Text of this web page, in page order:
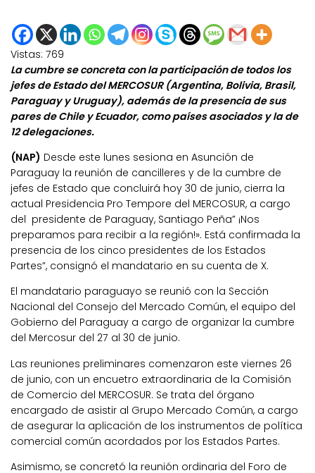
Vistas: 769
La cumbre se concreta con la participación de todos los
jefes de Estado del MERCOSUR (Argentina, Bolivia, Brasil,
Paraguay y Uruguay), además de la presencia de sus
pares de Chile y Ecuador, como países asociados y la de
12 delegaciones.
(NAP) Desde este lunes sesiona en Asunción de
Paraguay la reunión de cancilleres y de la cumbre de
jefes de Estado que concluirá hoy 30 de junio, cierra la
actual Presidencia Pro Tempore del MERCOSUR, a cargo
del presidente de Paraguay, Santiago Peña” ¡Nos
preparamos para recibir a la región!». Está confirmada la
presencia de los cinco presidentes de los Estados
Partes”, consignó el mandatario en su cuenta de X.
El mandatario paraguayo se reunió con la Sección
Nacional del Consejo del Mercado Común, el equipo del
Gobierno del Paraguay a cargo de organizar la cumbre
del Mercosur del 27 al 30 de junio.
Las reuniones preliminares comenzaron este viernes 26
de junio, con un encuetro extraordinaria de la Comisión
de Comercio del MERCOSUR. Se trata del órgano
encargado de asistir al Grupo Mercado Común, a cargo
de asegurar la aplicación de los instrumentos de política
comercial común acordados por los Estados Partes.
Asimismo, se concretó la reunión ordinaria del Foro de